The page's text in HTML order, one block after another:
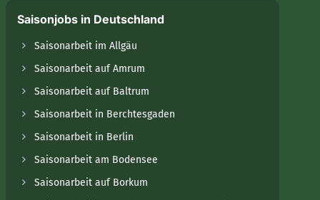
Saisonjobs in Deutschland
Saisonarbeit im Allgäu
Saisonarbeit auf Amrum
Saisonarbeit auf Baltrum
Saisonarbeit in Berchtesgaden
Saisonarbeit in Berlin
Saisonarbeit am Bodensee
Saisonarbeit auf Borkum